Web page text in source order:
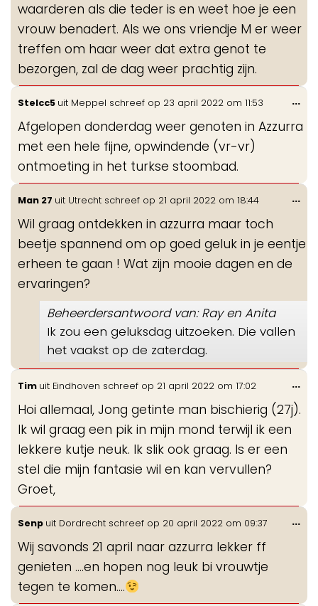
waarderen als die teder is en weet hoe je een
vrouw benadert. Als we ons vriendje M er weer
treffen om haar weer dat extra genot te
bezorgen, zal de dag weer prachtig zijn.
Stelcc5 uit Meppel schreef op 23 april 2022 om 11:53
Afgelopen donderdag weer genoten in Azzurra
met een hele fijne, opwindende (vr-vr)
ontmoeting in het turkse stoombad.
...
Man 27 uit Utrecht schreef op 21 april 2022 om 18:44
Wil graag ontdekken in azzurra maar toch
beetje spannend om op goed geluk in je eentje
erheen te gaan ! Wat zijn mooie dagen en de
ervaringen?
Beheerdersantwoord van: Ray en Anita
Ik zou een geluksdag uitzoeken. Die vallen
het vaakst op de zaterdag.
...
Tim uit Eindhoven schreef op 21 april 2022 om 17:02
Hoi allemaal, Jong getinte man bischierig (27j).
Ik wil graag een pik in mijn mond terwijl ik een
lekkere kutje neuk. Ik slik ook graag. Is er een
stel die mijn fantasie wil en kan vervullen?
Groet,
...
Senp uit Dordrecht schreef op 20 april 2022 om 09:37
Wij savonds 21 april naar azzurra lekker ff
genieten ....en hopen nog leuk bi vrouwtje
tegen te komen....
...